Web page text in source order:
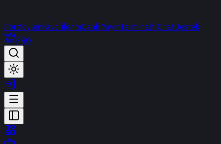
PortföyümFavorilerimCanlı YayınTerminalt-ChatDestek
PRO